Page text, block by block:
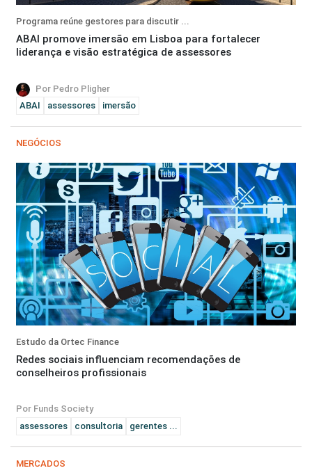
Programa reúne gestores para discutir ...
ABAI promove imersão em Lisboa para fortalecer
liderança e visão estratégica de assessores
Por Pedro Pligher
ABAI
assessores imersão
NEGÓCIOS
Estudo da Ortec Finance
Redes sociais influenciam recomendações de
conselheiros profissionais
Por Funds Society
assessores
consultoria gerentes ...
MERCADOS